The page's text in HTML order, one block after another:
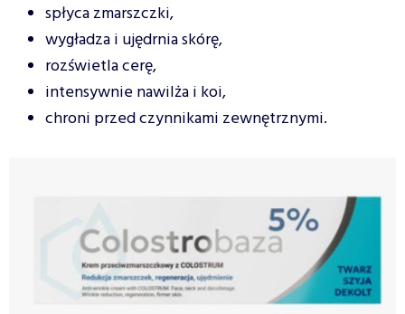
spłyca zmarszczki,
wygładza i ujędrnia skórę,
rozświetla cerę,
intensywnie nawilża i koi,
chroni przed czynnikami zewnętrznymi.